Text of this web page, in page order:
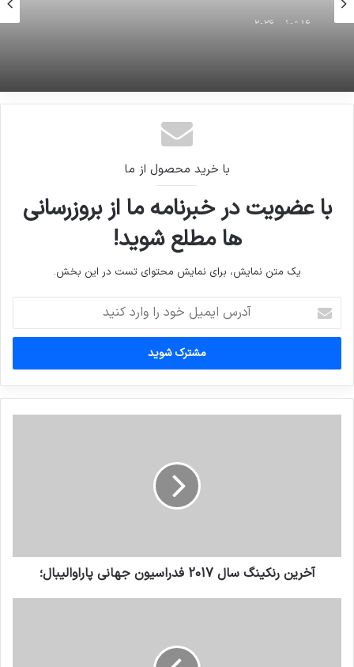
با خرید محصول از ما
با عضویت در خبرنامه ما از بروزرسانی
ها مطلع شوید!
یک متن نمایش، برای نمایش محتوای تست در این بخش.
ایمیل
خود
وارد
کنید
آخرین رنکینگ سال 2017 فدراسیون جهانی پاراوالیبال؛